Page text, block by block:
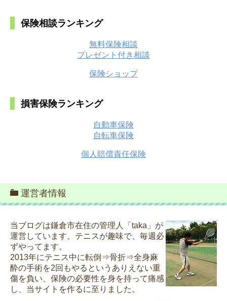
保険相談ランキング
無料保険相談
プレゼント付き相談
保険ショップ
損害保険ランキング
自動車保険
自転車保険
個人賠償責任保険
運営者情報
当ブログは鎌倉市在住の管理人「taka」が
運営しています。テニスが趣味で、毎週必
ずやってます。
2013年にテニス中に転倒⇒骨折⇒全身麻
酔の手術を2回もやるというありえない重
傷を負い、保険の必要性を身を持って痛感
し、当サイトを作るに至りました。